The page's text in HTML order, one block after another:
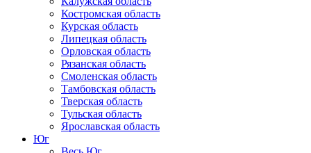
Костромская область
Курская область
Липецкая область
Орловская область
Рязанская область
Смоленская область
Тамбовская область
Тверская область
Тульская область
Ярославская область
Юг